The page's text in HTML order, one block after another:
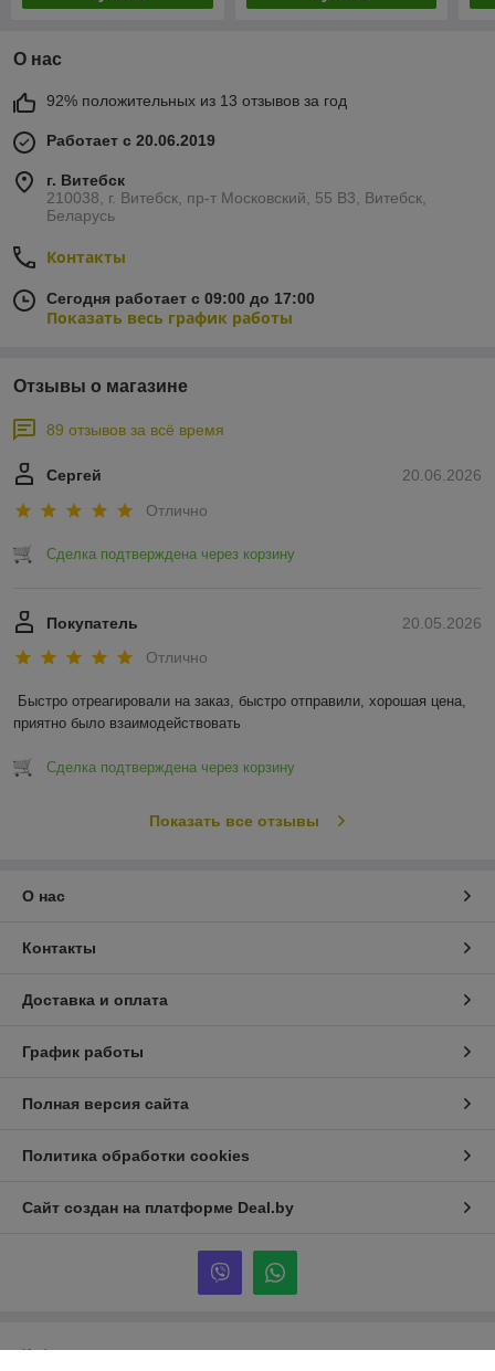
О нас
92% положительных из 13 отзывов за год
Работает с 20.06.2019
г. Витебск
210038, г. Витебск, пр-т Московский, 55 B3, Витебск,
Беларусь
Контакты
Сегодня работает с 09:00 до 17:00
Показать весь график работы
Отзывы о магазине
89 отзывов за всё время
20.06.2026
Сергей
Отлично
Сделка подтверждена через корзину
20.05.2026
Покупатель
Отлично
Быстро отреагировали на заказ, быстро отправили, хорошая цена,
приятно было взаимодействовать
Сделка подтверждена через корзину
Показать все отзывы
О нас
Контакты
Доставка и оплата
График работы
Полная версия сайта
Политика обработки cookies
Сайт создан на платформе Deal.by
Информация для покупателя